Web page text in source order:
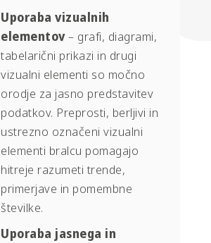
Uporaba vizualnih
elementov– grafi, diagrami,
tabelarični prikazi in drugi
vizualni elementi so močno
orodje za jasno predstavitev
podatkov. Preprosti, berljivi in
ustrezno označeni vizualni
elementi bralcu pomagajo
hitreje razumeti trende,
primerjave in pomembne
številke.
Uporaba jasnega in